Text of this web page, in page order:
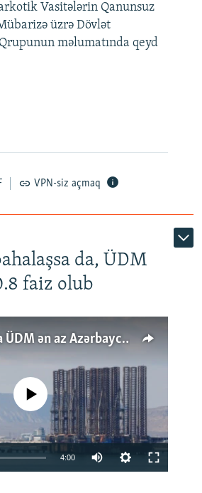
Vasitələrin Qanunsuz
üzrə Dövlət
məlumatında qeyd
VPN-siz açmaq
da, ÜDM
faiz olub
Cənubi Qafqazda ÜDM ən az Azərbaycanda artır: Qonşuları niyə Bakını qabaqlaya bilir?
currently available
4:00